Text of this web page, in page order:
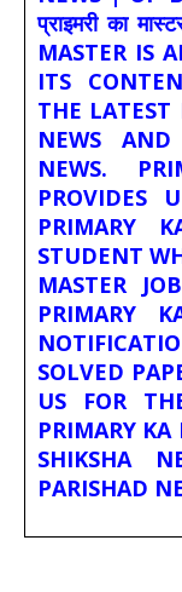
प्राइमरी का
MASTER IS
ITS
THE LATEST
NEWS AND
NEWS.
PROVIDES
PRIMARY
STUDENT
MASTER
PRIMARY
SOLVED
US FOR
PRIMARY KA
SHIKSHA
PARISHAD